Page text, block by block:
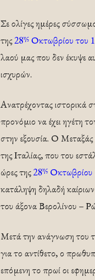
Σε ολίγες ημέρες
της28ης Οκτωβρίου του
λαού μας που δεν έκυψε
ισχυρών.
Ανατρέχοντας ιστορικά
προνόμιο να έχει ηγέτη
στην εξουσία. Ο
της Ιταλίας, που του
ώρες της28ης Οκτωβρίου
κατάληψη δηλαδή
του άξονα Βερολίνου –
Μετά την ανάγνωση του
για το αντίθετο, ο
επόμενη το πρωί οι